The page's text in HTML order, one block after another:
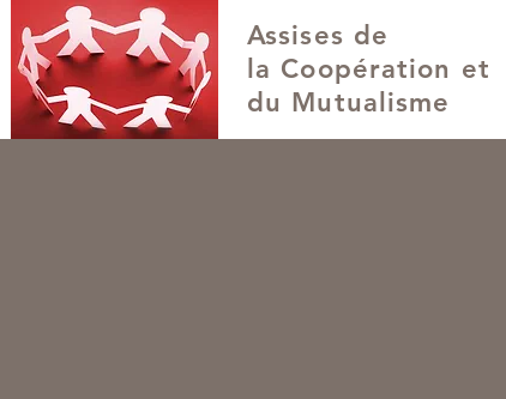
Assises de
la Coopération et
du Mutualisme